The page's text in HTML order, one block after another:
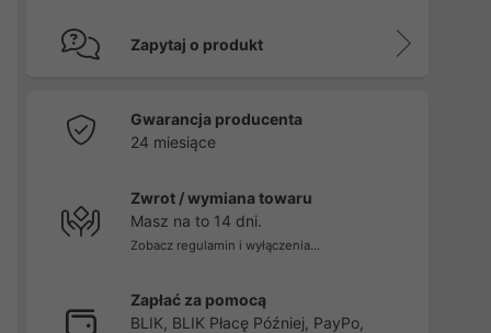
Zapytaj o produkt
Gwarancja producenta
24 miesiące
Zwrot / wymiana towaru
Masz na to 14 dni.
Zobacz regulamin i wyłączenia...
Zapłać za pomocą
BLIK, BLIK Płacę Później, PayPo,